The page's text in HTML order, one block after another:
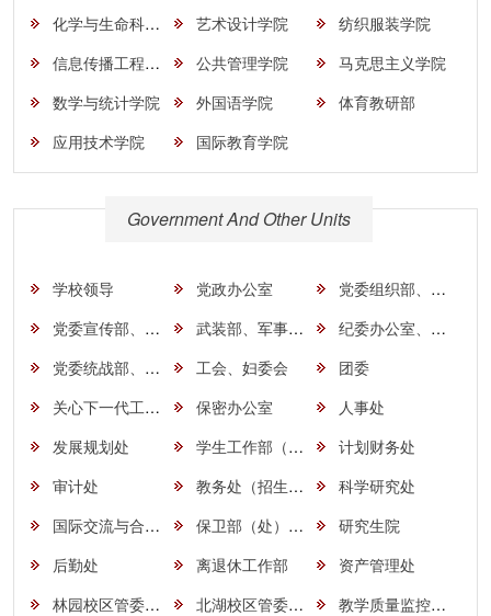
化学与生命科学学院
艺术设计学院
纺织服装学院
信息传播工程学院
公共管理学院
马克思主义学院
数学与统计学院
外国语学院
体育教研部
应用技术学院
国际教育学院
Government And Other Units
学校领导 党政办公室
党委组织部、党委组织员办公室、党校办公室
党委宣传部、新闻中心、校报编辑部
武装部、军事教研部
纪委办公室、监察处
党委统战部、对外联络办公室
工会、妇委会
团委
关心下一代工作委员会
保密办公室
人事处
发展规划处
学生工作部（处）
计划财务处
审计处
教务处（招生办公室、质量工程办公室）
科学研究处
国际交流与合作处、港澳台事务办公室
保卫部（处）、社会治安综合治理办公室
研究生院
后勤处
离退休工作部
资产管理处
林园校区管委员会
北湖校区管委员会
教学质量监控与评价中心